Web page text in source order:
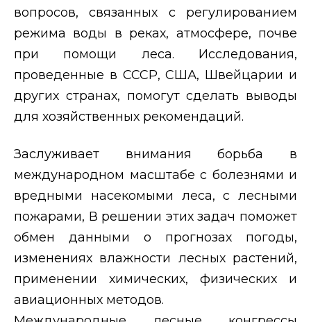
вопросов, связанных с регулированием
режима воды в реках, атмосфере, почве
при помощи леса. Исследования,
проведенные в СССР, США, Швейцарии и
других странах, помогут сделать выводы
для хозяйственных рекомендаций.
Заслуживает внимания борьба в
международном масштабе с болезнями и
вредными насекомыми леса, с лесными
пожарами, В решении этих задач поможет
обмен данными о прогнозах погоды,
изменениях влажности лесных растений,
применении химических, физических и
авиационных методов.